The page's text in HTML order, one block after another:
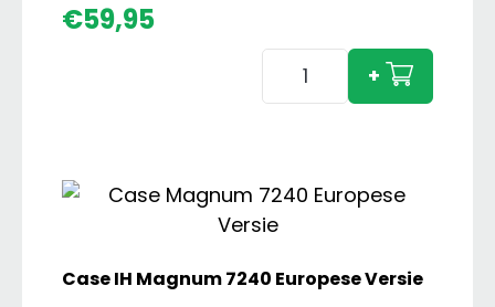
€59,95
Amazone
S300
Farmer
2
Set
aantal
+
Case IH Magnum 7240 Europese Versie